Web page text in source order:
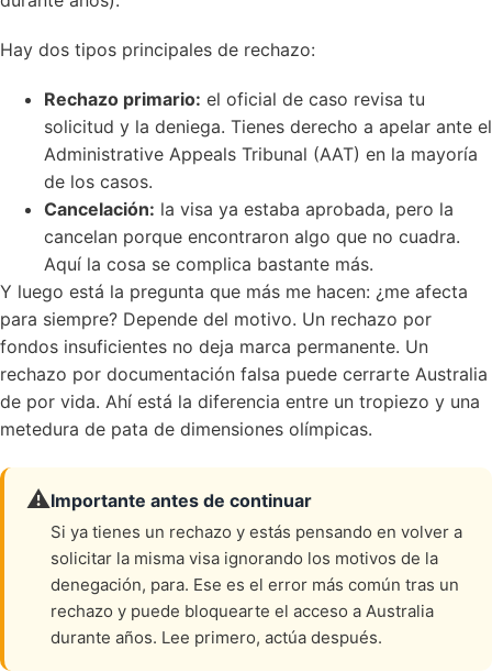
Hay dos tipos principales de rechazo:
Rechazo primario: el oficial de caso revisa tu
solicitud y la deniega. Tienes derecho a apelar ante el
Administrative Appeals Tribunal (AAT) en la mayoría
de los casos.
Cancelación: la visa ya estaba aprobada, pero la
cancelan porque encontraron algo que no cuadra.
Aquí la cosa se complica bastante más.
Y luego está la pregunta que más me hacen: ¿me afecta
para siempre? Depende del motivo. Un rechazo por
fondos insuficientes no deja marca permanente. Un
rechazo por documentación falsa puede cerrarte Australia
de por vida. Ahí está la diferencia entre un tropiezo y una
metedura de pata de dimensiones olímpicas.
⚠️Importante antes de continuar
Si ya tienes un rechazo y estás pensando en volver a
solicitar la misma visa ignorando los motivos de la
denegación, para. Ese es el error más común tras un
rechazo y puede bloquearte el acceso a Australia
durante años. Lee primero, actúa después.